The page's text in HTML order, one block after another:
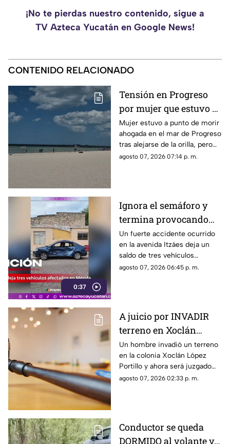
¡No te pierdas nuestro contenido, sigue a
TV Azteca Yucatán en Google News!
CONTENIDO RELACIONADO
Tensión en Progreso
por mujer que estuvo a
punto de morir
AHOGADA; esto se sabe
Mujer estuvo a punto de morir
ahogada en el mar de Progreso
tras alejarse de la orilla, pero
bañistas la rescataron y
agosto 07, 2026 07:14 p. m.
0:37
Ignora el semáforo y
termina provocando
un FUERTE ACCIDENTE
en la Avenida Itzáes;
¿hay heridos?
Un fuerte accidente ocurrido
en la avenida Itzáes deja un
saldo de tres vehículos
afectados luego de que una
agosto 07, 2026 06:45 p. m.
A juicio por INVADIR
terreno en Xoclán
López Portillo; esto es
lo que se sabe
Un hombre invadió un terreno
en la colonia Xoclán López
Portillo y ahora será juzgado
por las autorides por el delito
agosto 07, 2026 02:33 p. m.
Conductor se queda
DORMIDO al volante y